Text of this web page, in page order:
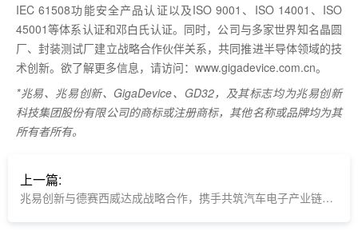
IEC 61508功能安全产品认证以及ISO 9001、ISO 14001、ISO
45001等体系认证和邓白氏认证。同时，公司与多家世界知名晶圆
厂、封装测试厂建立战略合作伙伴关系，共同推进半导体领域的技
术创新。欲了解更多信息，请访问：www.gigadevice.com.cn。
*兆易、兆易创新、GigaDevice、GD32，及其标志均为兆易创新
科技集团股份有限公司的商标或注册商标，其他名称或品牌均为其
所有者所有。
上一篇:
兆易创新与德赛西威达成战略合作，携手共筑汽车电子产业链新生态